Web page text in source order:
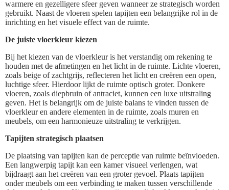
warmere en gezelligere sfeer geven wanneer ze strategisch worden
gebruikt. Naast de vloeren spelen tapijten een belangrijke rol in de
inrichting en het visuele effect van de ruimte.
De juiste vloerkleur kiezen
Bij het kiezen van de vloerkleur is het verstandig om rekening te
houden met de afmetingen en het licht in de ruimte. Lichte vloeren,
zoals beige of zachtgrijs, reflecteren het licht en creëren een open,
luchtige sfeer. Hierdoor lijkt de ruimte optisch groter. Donkere
vloeren, zoals diepbruin of antraciet, kunnen een luxe uitstraling
geven. Het is belangrijk om de juiste balans te vinden tussen de
vloerkleur en andere elementen in de ruimte, zoals muren en
meubels, om een harmonieuze uitstraling te verkrijgen.
Tapijten strategisch plaatsen
De plaatsing van tapijten kan de perceptie van ruimte beïnvloeden.
Een langwerpig tapijt kan een kamer visueel verlengen, wat
bijdraagt aan het creëren van een groter gevoel. Plaats tapijten
onder meubels om een verbinding te maken tussen verschillende